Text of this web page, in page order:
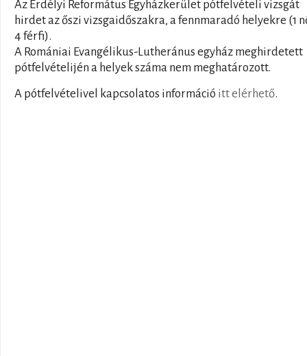
Az Erdélyi Református Egyházkerület pótfelvételi vizsgát
hirdet az őszi vizsgaidőszakra, a fennmaradó helyekre (1
4 férfi).
A Romániai Evangélikus-Lutheránus egyház meghirdetett
pótfelvételijén a helyek száma nem meghatározott.
A pótfelvételivel kapcsolatos információ itt elérhető.